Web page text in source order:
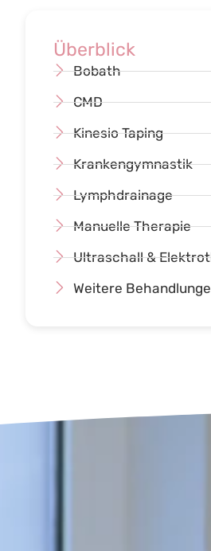
Überblick
Bobath
CMD
Kinesio Taping
Krankengymnastik
Lymphdrainage
Manuelle Therapie
Ultraschall &
Weitere